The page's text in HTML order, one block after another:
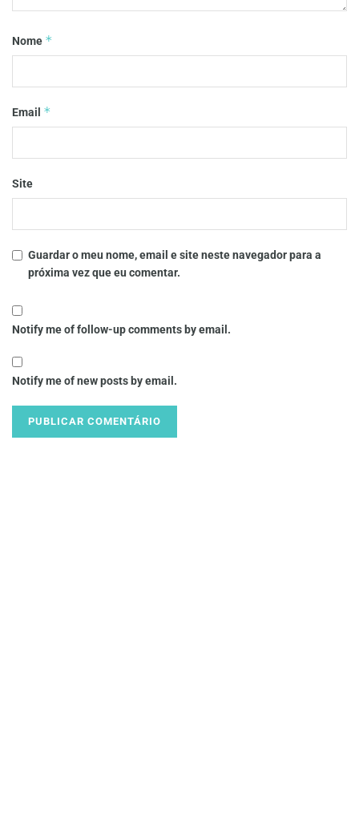
Nome *
Email *
Site
Guardar o meu nome, email e site neste navegador para a
próxima vez que eu comentar.
Notify me of follow-up comments by email.
Notify me of new posts by email.